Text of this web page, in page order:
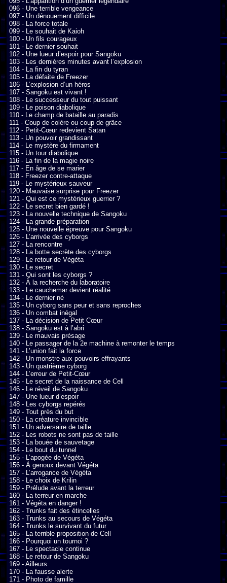
096 - Une terrible vengeance
097 - Un dénouement difficile
098 - La force totale
099 - Le souhait de Kaioh
100 - Un fils courageux
101 - Le dernier souhait
102 - Une lueur d’espoir pour Sangoku
103 - Les dernières minutes avant l’explosion
104 - La fin du tyran
105 - La défaite de Freezer
106 - L’explosion d’un héros
107 - Sangoku est vivant !
108 - Le successeur du tout puissant
109 - Le poison diabolique
110 - Le champ de bataille au paradis
111 - Coup de colère ou coup de grâce
112 - Petit-Cœur redevient Satan
113 - Un pouvoir grandissant
114 - Le mystère du firmament
115 - Un tour diabolique
116 - La fin de la magie noire
117 - En âge de se marier
118 - Freezer contre-attaque
119 - Le mystérieux sauveur
120 - Mauvaise surprise pour Freezer
121 - Qui est ce mystérieux guerrier ?
122 - Le secret bien gardé !
123 - La nouvelle technique de Sangoku
124 - La grande préparation
125 - Une nouvelle épreuve pour Sangoku
126 - L’arrivée des cyborgs
127 - La rencontre
128 - La botte secrète des cyborgs
129 - Le retour de Végéta
130 - Le secret
131 - Qui sont les cyborgs ?
132 - À la recherche du laboratoire
133 - Le cauchemar devient réalité
134 - Le dernier né
135 - Un cyborg sans peur et sans reproches
136 - Un combat inégal
137 - La décision de Petit Cœur
138 - Sangoku est à l’abri
139 - Le mauvais présage
140 - Le passager de la 2e machine à remonter le temps
141 - L’union fait la force
142 - Un monstre aux pouvoirs effrayants
143 - Un quatrième cyborg
144 - L’erreur de Petit-Cœur
145 - Le secret de la naissance de Cell
146 - Le réveil de Sangoku
147 - Une lueur d’espoir
148 - Les cyborgs repérés
149 - Tout près du but
150 - La créature invincible
151 - Un adversaire de taille
152 - Les robots ne sont pas de taille
153 - La bouée de sauvetage
154 - Le bout du tunnel
155 - L’apogée de Végéta
156 - À genoux devant Végéta
157 - L’arrogance de Végéta
158 - Le choix de Krilin
159 - Prélude avant la terreur
160 - La terreur en marche
161 - Végéta en danger !
162 - Trunks fait des étincelles
163 - Trunks au secours de Végéta
164 - Trunks le survivant du futur
165 - La terrible proposition de Cell
166 - Pourquoi un tournoi ?
167 - Le spectacle continue
168 - Le retour de Sangoku
169 - Ailleurs
170 - La fausse alerte
171 - Photo de famille